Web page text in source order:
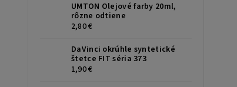
UMTON Olejové farby 20ml,
rôzne odtiene
2,80 €
DaVinci okrúhle syntetické
štetce FIT séria 373
1,90 €